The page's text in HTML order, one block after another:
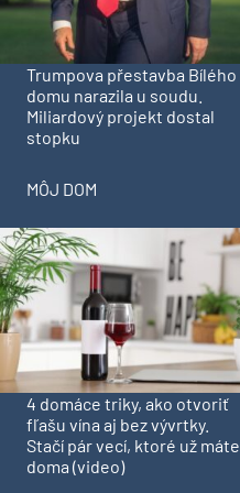
Trumpova přestavba Bílého
domu narazila u soudu.
Miliardový projekt dostal
stopku
MÔJ DOM
4 domáce triky, ako otvoriť
fľašu vína aj bez vývrtky.
Stačí pár vecí, ktoré už máte
doma (video)